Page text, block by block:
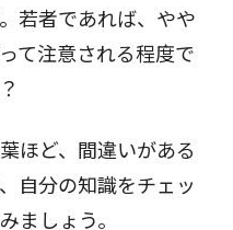
若者であれば、やや
て注意される程度で
ほど、間違いがある
自分の知識をチェッ
ましょう。